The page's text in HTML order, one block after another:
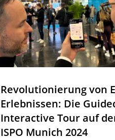
Revolutionierung von
Erlebnissen: Die
Interactive Tour auf
ISPO Munich 2024